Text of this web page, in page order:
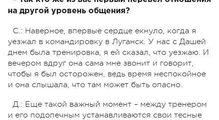
на другой уровень общения?
С.: Наверное, впервые сердце екнуло, когда я
уезжал в командировку в Луганск. У нас с Дашей
днем была тренировка, я ей сказал, что уезжаю. И
вечером вдруг она сама мне звонит и говорит,
чтобы я был осторожен, ведь время неспокойное
и она слышала, что там может быть опасно.
Д.: Еще такой важный момент – между тренером
и его подопечным устанавливаются свои тесные